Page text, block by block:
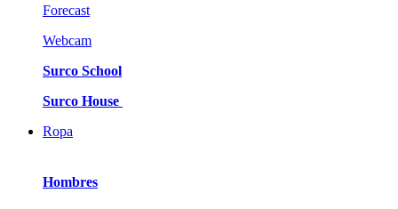
Forecast
Webcam
Surco School
Surco House
Ropa
Hombres